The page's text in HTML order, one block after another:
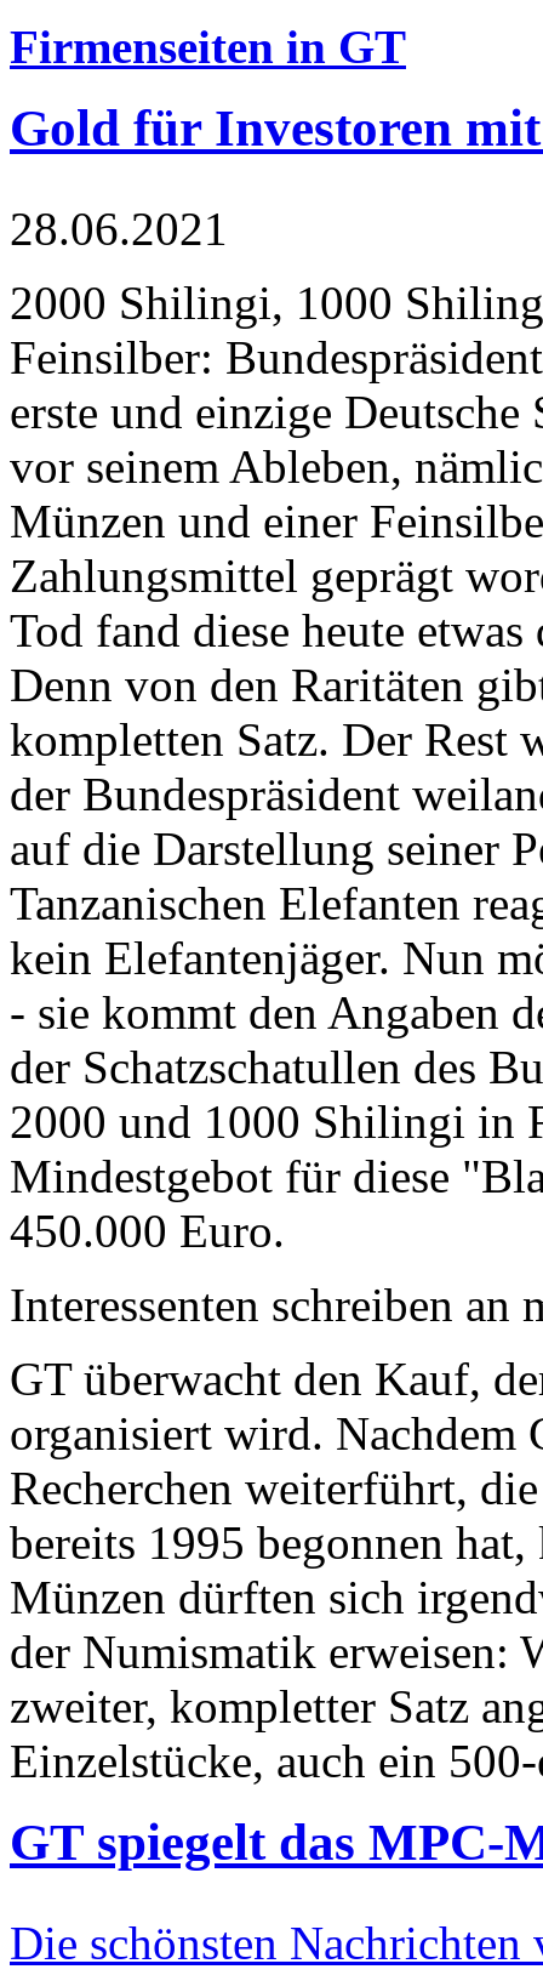
Firmenseiten in GT
Gold für Investoren
28.06.2021
2000 Shilingi, 1000
Feinsilber:
erste und einzige Deutsche
vor seinem Ableben,
Münzen und einer
Zahlungsmittel geprägt
Tod fand diese heute
Denn von den Raritäten
kompletten Satz. Der Rest
der Bundespräsident
auf die Darstellung seiner
Tanzanischen Elefanten
kein Elefantenjäger. Nun
- sie kommt den Angaben
der Schatzschatullen des
2000 und 1000 Shilingi in
Mindestgebot für diese
450.000 Euro.
Interessenten schreiben
GT überwacht den Kauf,
organisiert wird. Nachdem
Recherchen weiterführt,
bereits 1995 begonnen
Münzen dürften sich
der Numismatik erweisen:
zweiter, kompletter Satz
Einzelstücke, auch ein
GT spiegelt das MPC-
Die schönsten Nachrichten